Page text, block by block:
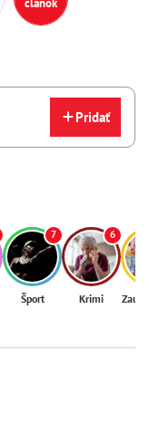
Pridať
7
Šport
6
Krimi